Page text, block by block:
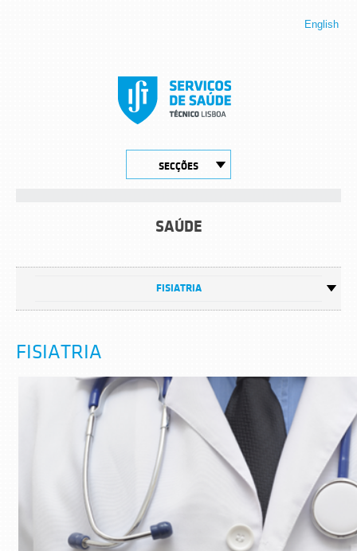
English
SECÇÕES
SAÚDE
FISIATRIA
FISIATRIA